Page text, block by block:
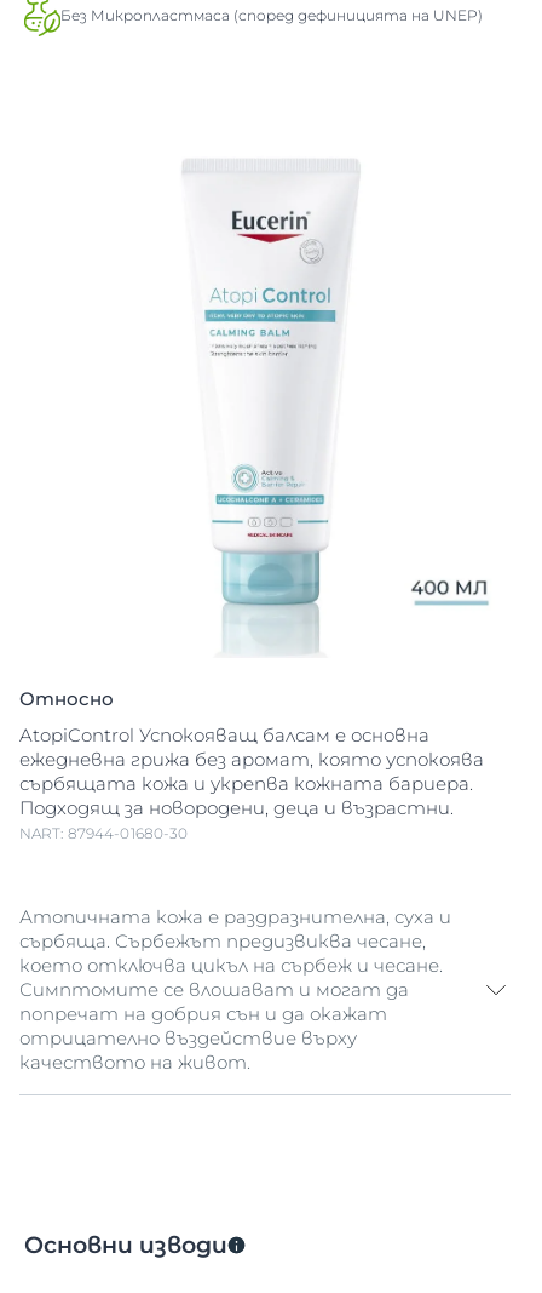
Без Микропластмаса (според дефиницията на UNEP)
Относно
AtopiControl Успокояващ балсам е основна
ежедневна грижа без аромат, която успокоява
сърбящата кожа и укрепва кожната бариера.
Подходящ за новородени, деца и възрастни.
NART: 87944-01680-30
Атопичната кожа е раздразнителна, суха и
сърбяща. Сърбежът предизвиква чесане,
което отключва цикъл на сърбеж и чесане.
Симптомите се влошават и могат да
попречат на добрия сън и да окажат
отрицателно въздействие върху
качеството на живот.
Лекият, но подхранващ балсам масло-във-вода е
обогатен с успокояващи Ликохалкон А, Серамиди
Основни изводи